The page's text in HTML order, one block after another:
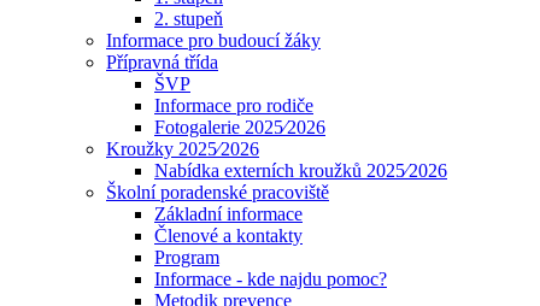
2. stupeň
Informace pro budoucí žáky
Přípravná třída
ŠVP
Informace pro rodiče
Fotogalerie 2025⁄2026
Kroužky 2025⁄2026
Nabídka externích kroužků 2025⁄2026
Školní poradenské pracoviště
Základní informace
Členové a kontakty
Program
Informace - kde najdu pomoc?
Metodik prevence